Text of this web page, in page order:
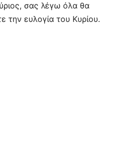
σας λέγω όλα θα
την ευλογία του Κυρίου.